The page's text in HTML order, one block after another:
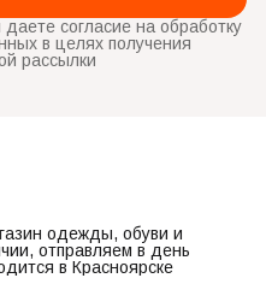
согласие на обработку
в целях получения
рассылки
одежды, обуви и
отправляем в день
в Красноярске